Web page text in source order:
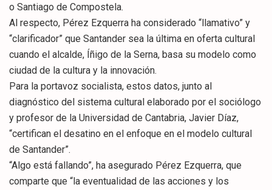
o Santiago de Compostela.
Al respecto, Pérez Ezquerra ha considerado “llamativo” y
“clarificador” que Santander sea la última en oferta cultural
cuando el alcalde, Íñigo de la Serna, basa su modelo como
ciudad de la cultura y la innovación.
Para la portavoz socialista, estos datos, junto al
diagnóstico del sistema cultural elaborado por el sociólogo
y profesor de la Universidad de Cantabria, Javier Díaz,
“certifican el desatino en el enfoque en el modelo cultural
de Santander”.
“Algo está fallando”, ha asegurado Pérez Ezquerra, que
comparte que “la eventualidad de las acciones y los